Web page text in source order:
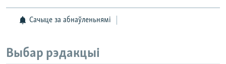
Сачыце за абнаўленьнямі
Выбар рэдакцыі